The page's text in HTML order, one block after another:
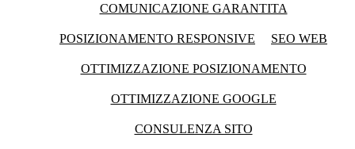
COMUNICAZIONE GARANTITA
POSIZIONAMENTO RESPONSIVE SEO WEB
OTTIMIZZAZIONE POSIZIONAMENTO
OTTIMIZZAZIONE GOOGLE
CONSULENZA SITO